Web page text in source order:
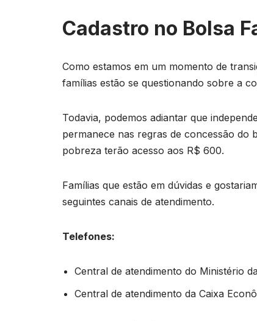
Cadastro no Bolsa
Como estamos em um momento de
famílias estão se questionando sobre a
Todavia, podemos adiantar que
permanece nas regras de concessão do
pobreza terão acesso aos R$ 600.
Famílias que estão em dúvidas e
seguintes canais de atendimento.
Telefones:
Central de atendimento do Ministério
Central de atendimento da Caixa